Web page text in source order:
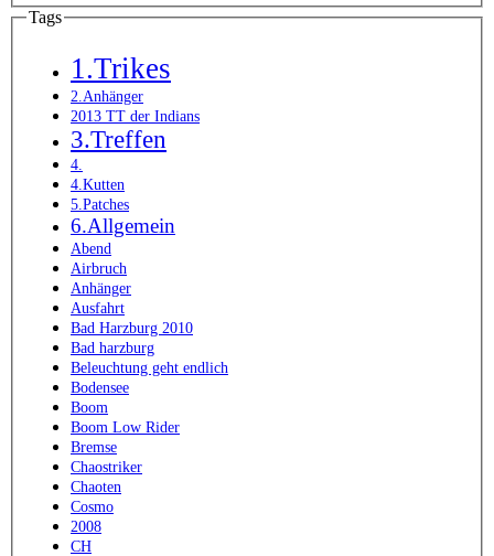
Tags
1.Trikes
2.Anhänger
2013 TT der Indians
3.Treffen
4.
4.Kutten
5.Patches
6.Allgemein
Abend
Airbruch
Anhänger
Ausfahrt
Bad Harzburg 2010
Bad harzburg
Beleuchtung geht endlich
Bodensee
Boom
Boom Low Rider
Bremse
Chaostriker
Chaoten
Cosmo
2008
CH